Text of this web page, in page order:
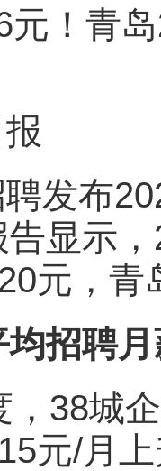
元！青
发布
显示
元，
均招聘
，38城
元/月